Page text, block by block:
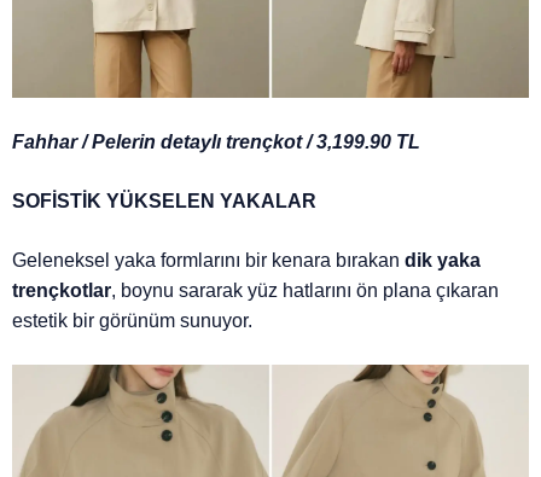
Fahhar / Pelerin detaylı trençkot / 3,199.90 TL
SOFİSTİK YÜKSELEN YAKALAR
Geleneksel yaka formlarını bir kenara bırakandik yaka
trençkotlar, boynu sararak yüz hatlarını ön plana çıkaran
estetik bir görünüm sunuyor.